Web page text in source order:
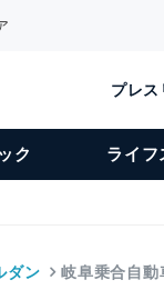
プレ
ク ライフ
ダン 岐阜乗合自